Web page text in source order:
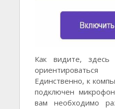
Как видите, здесь
Единственно, к
подключен
вам необходимо